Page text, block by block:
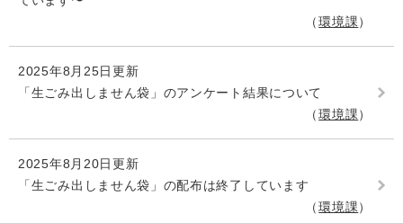
環境課
2025年8月25日更新
「生ごみ出しません袋」のアンケート結果について
環境課
2025年8月20日更新
「生ごみ出しません袋」の配布は終了しています
環境課